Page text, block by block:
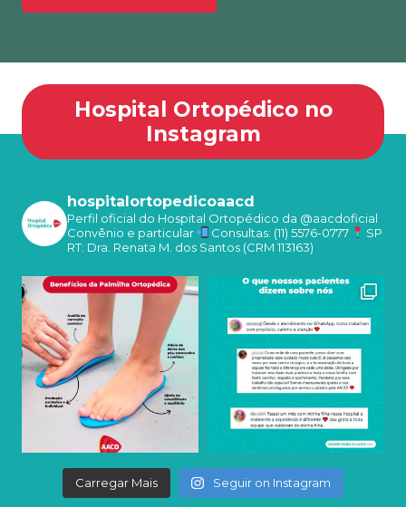
Hospital Ortopédico no
Instagram
hospitalortopedicoaacd
Perfil oficial do Hospital Ortopédico da @aacdoficial
Convênio e particular
Consultas: (11) 5576-0777
SP
RT: Dra. Renata M. dos Santos (CRM 113163)
Carregar Mais Seguir on Instagram